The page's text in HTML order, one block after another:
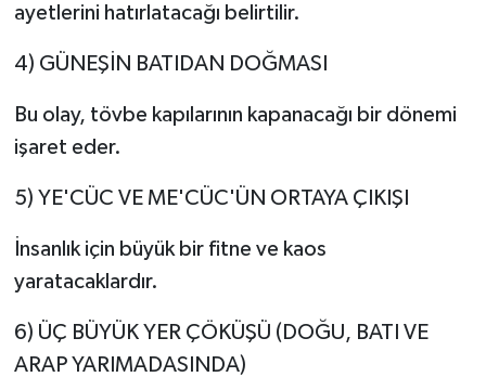
ayetlerini hatırlatacağı belirtilir.
4) GÜNEŞİN BATIDAN DOĞMASI
Bu olay, tövbe kapılarının kapanacağı bir dönemi
işaret eder.
5) YE'CÜC VE ME'CÜC'ÜN ORTAYA ÇIKIŞI
İnsanlık için büyük bir fitne ve kaos
yaratacaklardır.
6) ÜÇ BÜYÜK YER ÇÖKÜŞÜ (DOĞU, BATI VE
ARAP YARIMADASINDA)